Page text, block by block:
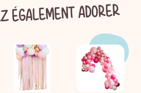
ÉGALEMENT ADORER